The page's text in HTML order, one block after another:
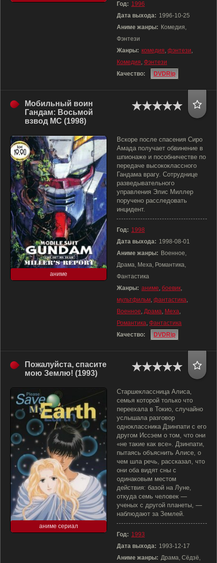
Год: 1996
Дата выхода: 1996-10-25
Аниме жанры: Комедия,
Фэнтези
Жанры: комедия, фэнтези,
Комедия, Фэнтези
Качество:
DVDRip
Мобильный воин
Гандам: Восьмой
взвод МС (1998)
аниме
Вскоре после спасения Сиро
Амада получает обвинение в
шпионаже и пособничестве по
передаче высококлассного
Гандама врагу. Сотруднице
разведывательного
управления Элис Миллер
поручено расследовать
инцидент.
Год: 1998
Дата выхода: 1998-08-01
Аниме жанры: Военное,
Драма, Меха, Романтика,
Фантастика
Жанры: аниме, боевик,
мультфильм, фантастика,
Военное, Драма, Меха,
Романтика, Фантастика
Качество:
DVDRip
Пожалуйста, спасите
мою Землю! (1993)
аниме сериал
Старшеклассница Алиса,
семья которой только что
переехала в Токио, случайно
услышала разговор
одноклассника Дзинпати с его
другом Иссэем о том, что они
«не такие как все». Дзинпати,
пытаясь объяснить Алисе, о
чем шла речь, рассказал, что
они оба видят сны с
одинаковым местом
действия: базой на Луне,
откуда семь человек —
ученых с другой планеты, —
наблюдают за Землей.
Год: 1993
Дата выхода: 1993-12-17
Аниме жанры: Драма, Сёдзё,